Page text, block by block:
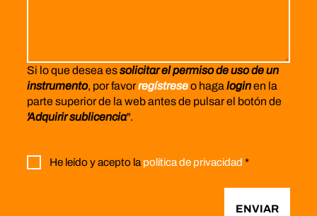
Si lo que desea essolicitar el permiso de uso de un
instrumento, por favorregístreseo haga loginen la
parte superior de la web antes de pulsar el botón de
'Adquirir sublicencia".
He leído y acepto la política de privacidad *
ENVIAR